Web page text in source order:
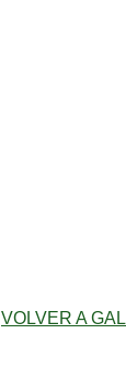
VOLVER A